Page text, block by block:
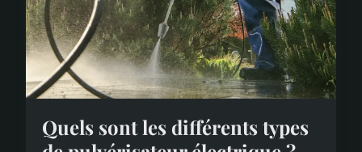
Quels sont les différents types